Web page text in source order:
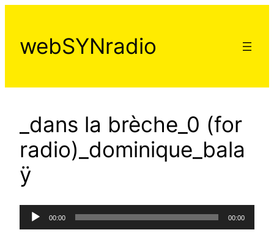
contenu
webSYNradio
_dans la brèche_0 (for
radio)_dominique_bala
ÿ
Lecteur
audio
00:00 00:00